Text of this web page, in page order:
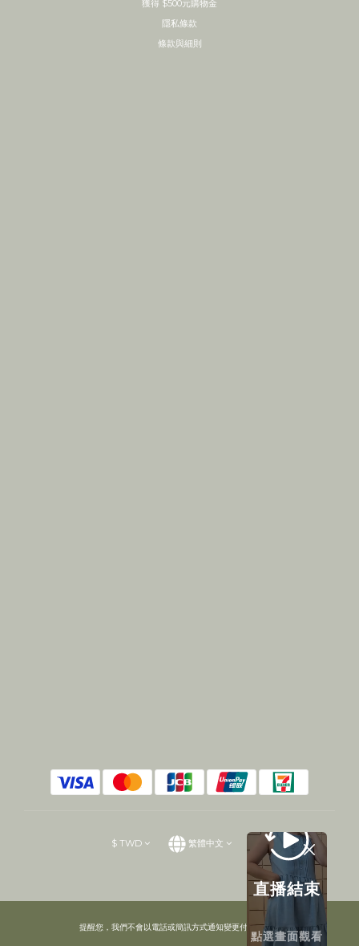
獲得 $500元購物金
隱私條款
條款與細則
$ TWD 繁體中文
提醒您，我們不會以電話或簡訊方式通知變更付款方式。
直播結束
點選畫面觀看